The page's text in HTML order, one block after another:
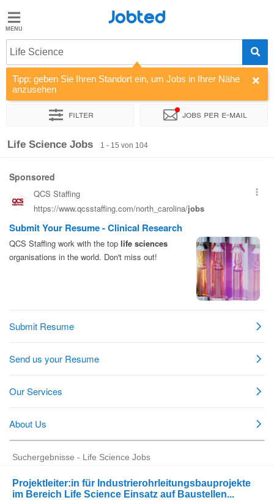
Jobted
Jobs
Gehalt
Jobted
Life Science
Tipp: geben Sie Ihren Standort ein, um Jobs in Ihrer Nähe
anzusehen
Filter Jobs per e-mail
Sortieren nach Unternehmen
Life Science Jobs 1 - 15 von 104
Suchergebnisse - Life Science Jobs
Projektleiter:in für Industrierohrleitungsbauprojekte
im Bereich Life Science Einsatz auf Baustellen...